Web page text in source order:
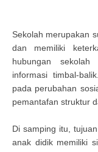
Sekolah merupakan
dan memiliki
hubungan
informasi timbal-
pada perubahan
pemantafan struktur
Di samping itu,
anak didik memiliki